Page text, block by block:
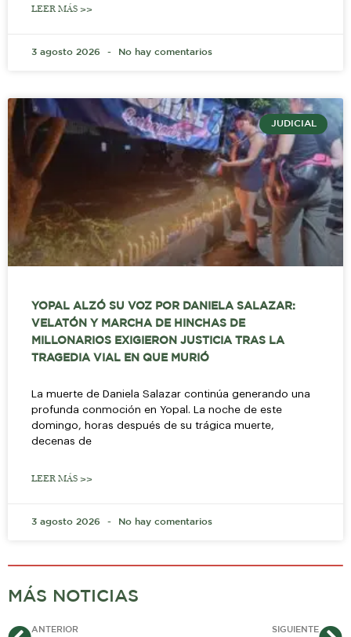
LEER MÁS >>
3 agosto 2026 No hay comentarios
JUDICIAL
YOPAL ALZÓ SU VOZ POR DANIELA SALAZAR:
VELATÓN Y MARCHA DE HINCHAS DE
MILLONARIOS EXIGIERON JUSTICIA TRAS LA
TRAGEDIA VIAL EN QUE MURIÓ
La muerte de Daniela Salazar continúa generando una
profunda conmoción en Yopal. La noche de este
domingo, horas después de su trágica muerte,
decenas de
LEER MÁS >>
3 agosto 2026 No hay comentarios
MÁS NOTICIAS
AntANTERIOR SIGUIENTE